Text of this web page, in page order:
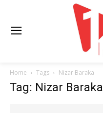
Home Tags Nizar Baraka
Tag: Nizar Baraka